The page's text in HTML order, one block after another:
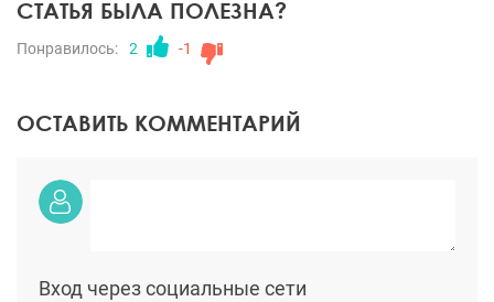
СТАТЬЯ БЫЛА ПОЛЕЗНА?
Понравилось: 2 -1
ОСТАВИТЬ КОММЕНТАРИЙ
Вход через социальные сети